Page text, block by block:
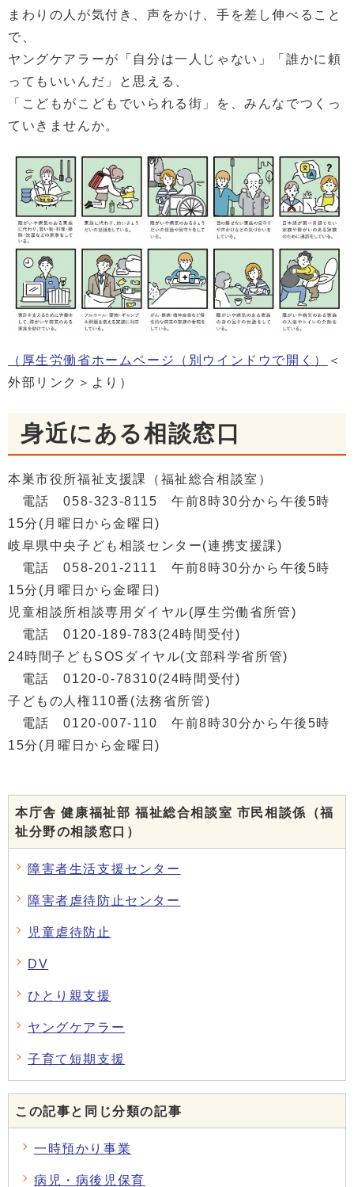
まわりの人が気付き、声をかけ、手を差し伸べること
で、
ヤングケアラーが「自分は一人じゃない」「誰かに頼
ってもいいんだ」と思える、
「こどもがこどもでいられる街」を、みんなでつくっ
ていきませんか。
（厚生労働省ホームページ （別ウインドウで開く）
＜
外部リンク＞より）
身近にある相談窓口
本巣市役所福祉支援課（福祉総合相談室）
電話 058-323-8115 午前8時30分から午後5時
15分(月曜日から金曜日)
岐阜県中央子ども相談センター(連携支援課)
電話 058-201-2111 午前8時30分から午後5時
15分(月曜日から金曜日)
児童相談所相談専用ダイヤル(厚生労働省所管)
電話 0120-189-783(24時間受付)
24時間子どもSOSダイヤル(文部科学省所管)
電話 0120-0-78310(24時間受付)
子どもの人権110番(法務省所管)
電話 0120-007-110 午前8時30分から午後5時
15分(月曜日から金曜日)
本庁舎 健康福祉部 福祉総合相談室 市民相談係（福
祉分野の相談窓口）
障害者生活支援センター
障害者虐待防止センター
児童虐待防止
DV
ひとり親支援
ヤングケアラー
子育て短期支援
この記事と同じ分類の記事
一時預かり事業
病児・病後児保育